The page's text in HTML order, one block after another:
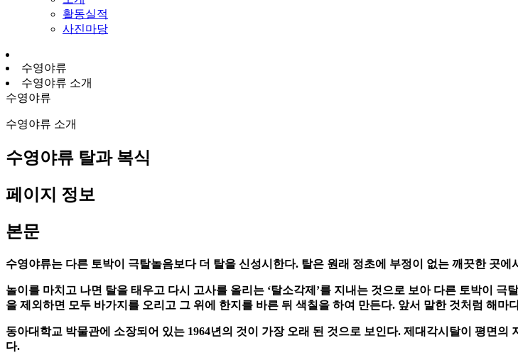
활동실적
사진마당
수영야류
수영야류 소개
수영야류
수영야류 소개
수영야류 탈과 복식
페이지 정보
본문
수영야류는 다른 토박이 극탈놀음보다 더 탈을 신성시한다. 탈은 원래 정초에 부정이 없는 깨끗한 곳
놀이를 마치고 나면 탈을 태우고 다시 고사를 올리는 ‘탈소각제’를 지내는 것으로 보아 다른 토박이
을 제외하면 모두 바가지를 오리고 그 위에 한지를 바른 뒤 색칠을 하여 만든다. 앞서 말한 것처럼 해
동아대학교 박물관에 소장되어 있는 1964년의 것이 가장 오래 된 것으로 보인다. 제대각시탈이 평면
다.